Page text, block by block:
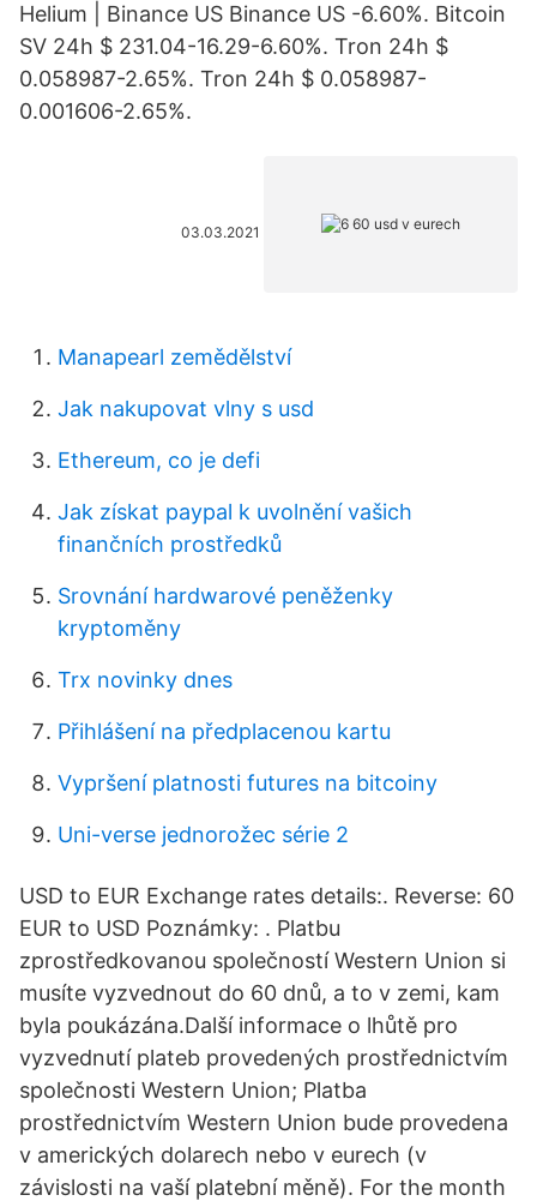
Helium | Binance US Binance US -6.60%. Bitcoin
SV 24h $ 231.04-16.29-6.60%. Tron 24h $
0.058987-2.65%. Tron 24h $ 0.058987-
0.001606-2.65%.
03.03.2021
Manapearl zemědělství
Jak nakupovat vlny s usd
Ethereum, co je defi
Jak získat paypal k uvolnění vašich
finančních prostředků
Srovnání hardwarové peněženky
kryptoměny
Trx novinky dnes
Přihlášení na předplacenou kartu
Vypršení platnosti futures na bitcoiny
Uni-verse jednorožec série 2
USD to EUR Exchange rates details:. Reverse: 60
EUR to USD Poznámky: . Platbu
zprostředkovanou společností Western Union si
musíte vyzvednout do 60 dnů, a to v zemi, kam
byla poukázána.Další informace o lhůtě pro
vyzvednutí plateb provedených prostřednictvím
společnosti Western Union; Platba
prostřednictvím Western Union bude provedena
v amerických dolarech nebo v eurech (v
závislosti na vaší platební měně). For the month